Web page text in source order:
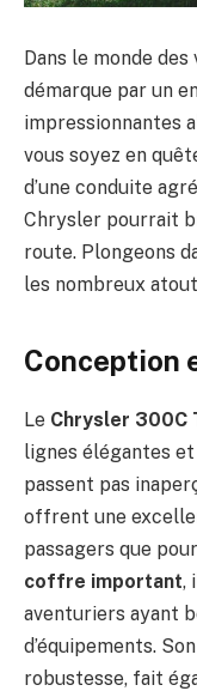
Dans le monde
démarque par un
impressionnantes
vous soyez en
d’une conduite
Chrysler pourrait
route. Plongeons
les nombreux
Conception
Le Chrysler 300C
lignes élégantes
passent pas
offrent une
passagers que
coffre important,
aventuriers ayant
d’équipements.
robustesse, fait